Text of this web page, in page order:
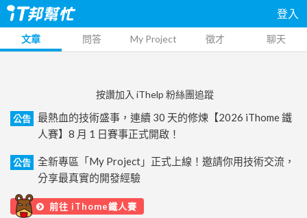
登入
文章 問答 My Project 徵才 聊天
按讚加入 iThelp 粉絲團追蹤
公告
最熱血的技術盛事，連續 30 天的修煉【2026 iThome 鐵
人賽】8 月 1 日賽事正式開啟！
公告
全新專區「My Project」正式上線！邀請你用技術交流，
分享最真實的開發經驗
前往 iThome鐵人賽